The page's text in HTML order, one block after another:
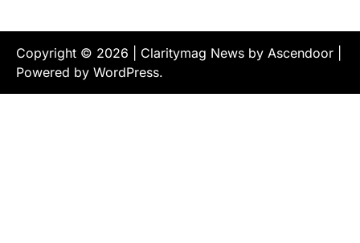
Copyright © 2026 | Claritymag News by Ascendoor
Powered by WordPress.